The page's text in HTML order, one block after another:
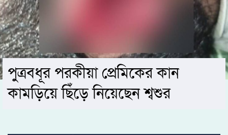
পুত্রবধূর পরকীয়া প্রেমিকের কান
কামড়িয়ে ছিঁড়ে নিয়েছেন শ্বশুর